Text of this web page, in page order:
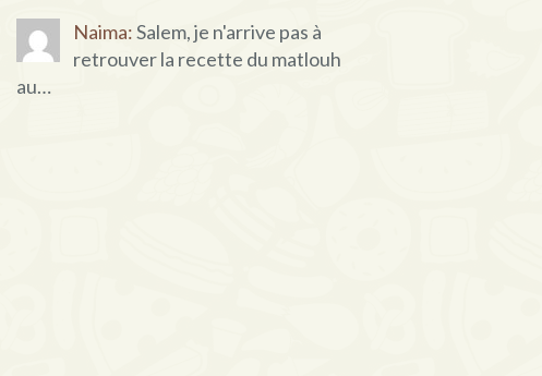
Naima:Salem, je n'arrive pas à
retrouver la recette du matlouh
au…